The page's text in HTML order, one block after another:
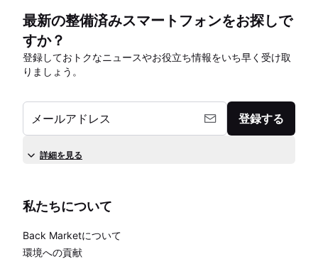
最新の整備済みスマートフォンをお探しで
すか？
登録しておトクなニュースやお役立ち情報をいち早く受け取
りましょう。
メールアドレス 登録する
詳細を見る
私たちについて
Back Marketについて
環境への貢献